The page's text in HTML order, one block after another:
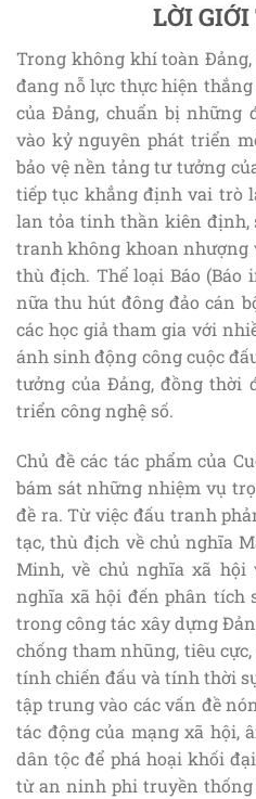
LỜI
Trong không khí toàn
đang nỗ lực thực hiện
của Đảng, chuẩn bị những
vào kỷ nguyên phát triển
bảo vệ nền tảng tư tưởng
tiếp tục khẳng định vai trò
lan tỏa tinh thần kiên định,
tranh không khoan nhượng
thù địch. Thể loại Báo (Báo
nữa thu hút đông đảo cán
các học giả tham gia với
ánh sinh động công cuộc
tưởng của Đảng, đồng thời
triển công nghệ số.
Chủ đề các tác phẩm của
bám sát những nhiệm vụ
đề ra. Từ việc đấu tranh
tạc, thù địch về chủ nghĩa
Minh, về chủ nghĩa xã
nghĩa xã hội đến phân tích
trong công tác xây dựng
chống tham nhũng, tiêu
tính chiến đấu và tính thời
tập trung vào các vấn đề
tác động của mạng xã hội,
dân tộc để phá hoại khối
từ an ninh phi truyền thống